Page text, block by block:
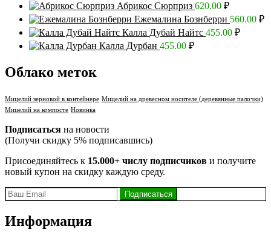
Абрикос Сюрприз 620.00 ₽
Ежемалина Бознберри 560.00 ₽
Калла Дубай Найтс 455.00 ₽
Калла Дурбан 455.00 ₽
Облако меток
Мицелий зерновой в контейнере Мицелий на древесном носителе (деревянные палочки)
Мицелий на компосте Новинка
Подписаться на новости
(Получи скидку 5% подписавшись)
Присоединяйтесь к 15.000+ числу подписчиков и получите
новый купон на скидку каждую среду.
Информация